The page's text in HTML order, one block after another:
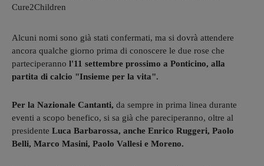
Cure2Children
Alcuni nomi sono già stati confermati, ma si dovrà attendere
ancora qualche giorno prima di conoscere le due rose che
parteciperanno l'11 settembre prossimo a Ponticino, alla
partita di calcio "Insieme per la vita".
Per la Nazionale Cantanti, da sempre in prima linea durante
eventi a scopo benefico, si sa già che pareciperanno, oltre al
presidente Luca Barbarossa, anche Enrico Ruggeri, Paolo
Belli, Marco Masini, Paolo Vallesi e Moreno.